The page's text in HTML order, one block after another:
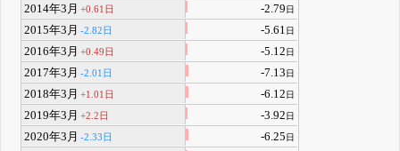
2014年3月 +0.61日 -2.79 日
2015年3月 -2.82日 -5.61 日
2016年3月 +0.49日 -5.12 日
2017年3月 -2.01日 -7.13 日
2018年3月 +1.01日 -6.12 日
2019年3月 +2.2日 -3.92 日
2020年3月 -2.33日 -6.25 日